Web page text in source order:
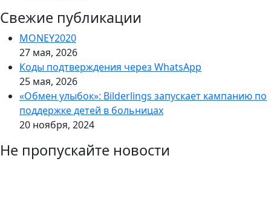
Свежие публикации
MONEY2020
27 мая, 2026
Коды подтверждения через WhatsApp
25 мая, 2026
«Обмен улыбок»: Bilderlings запускает кампанию по
поддержке детей в больницах
20 ноября, 2024
Не пропускайте новости